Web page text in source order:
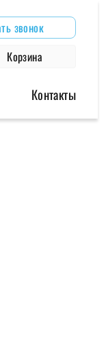
звонок
Корзина
Контакты